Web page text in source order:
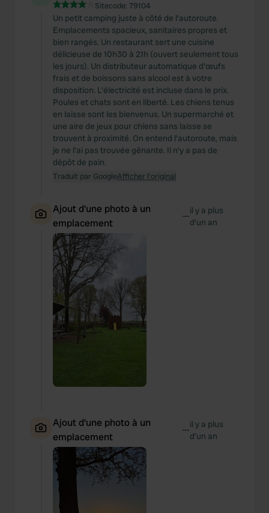
Sitecode: 79104
Un petit camping juste à côté de l'autoroute.
Emplacements spacieux, sanitaires propres et
bien rangés. Un restaurant sert une cuisine
délicieuse de 10h30 à 21h (ouvert seulement tous
les jours). Un distributeur automatique d'œufs
frais et de boissons sans alcool est à votre
disposition. L'électricité est incluse dans le prix.
Poules et chats sont en liberté. Les chiens tenus
en laisse sont les bienvenus. Un supermarché et
une aire de jeux pour chiens sans laisse se
trouvent à proximité. On entend l'autoroute, mais
je ne l'ai pas trouvée gênante. Il n'y a pas de
dépôt de pain.
Traduit par GoogleAfficher l'original
Ajout d'une photo à un
emplacement
—il y a plus
d’un an
Ajout d'une photo à un
emplacement
—il y a plus
d’un an